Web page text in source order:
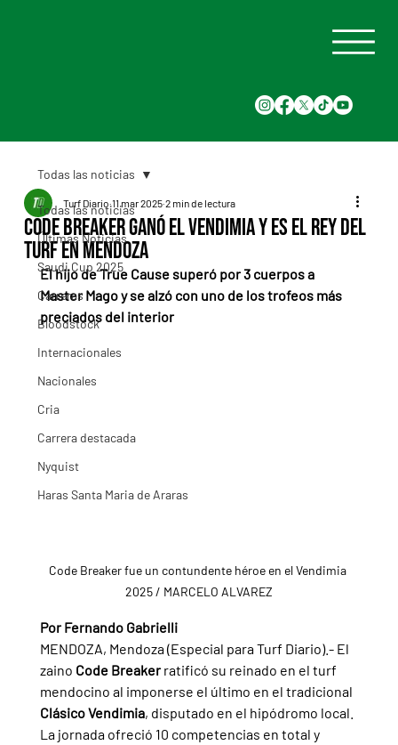
Todas las noticias
Últimas Noticias
Saudi Cup 2025
Carreras
Bloodstock
Internacionales
Nacionales
Cria
Carrera destacada
Nyquist
Haras Santa Maria de Araras
Todas las noticias
Code Breaker ganó el Vendimia y es el Rey del
turf en Mendoza
Turf Diario 11 mar 2025 2 min de lectura
El hijo de True Cause superó por 3 cuerpos a
Master Mago y se alzó con uno de los trofeos más
preciados del interior
Code Breaker fue un contundente héroe en el Vendimia
2025 / MARCELO ALVAREZ
Por Fernando Gabrielli
MENDOZA, Mendoza (Especial para Turf Diario).- El
zaino Code Breaker ratificó su reinado en el turf
mendocino al imponerse el último en el tradicional
Clásico Vendimia, disputado en el hipódromo local.
La jornada ofreció 10 competencias en total y